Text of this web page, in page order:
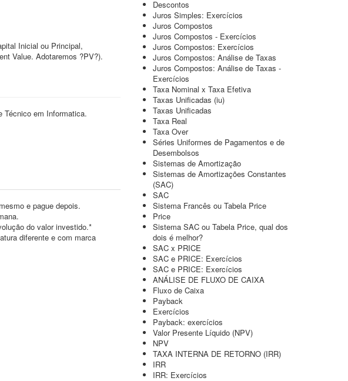
Inicial ou Principal,
Value. Adotaremos ?PV?).
Técnico em Informatica.
e pague depois.
do valor investido.*
diferente e com marca
Descontos
Juros Simples: Exercícios
Juros Compostos
Juros Compostos - Exercícios
Juros Compostos: Exercícios
Juros Compostos: Análise de Taxas
Juros Compostos: Análise de Taxas -
Exercícios
Taxa Nominal x Taxa Efetiva
Taxas Unificadas (iu)
Taxas Unificadas
Taxa Real
Taxa Over
Séries Uniformes de Pagamentos e de
Desembolsos
Sistemas de Amortização
Sistemas de Amortizações Constantes
(SAC)
SAC
Sistema Francês ou Tabela Price
Price
Sistema SAC ou Tabela Price, qual dos
dois é melhor?
SAC x PRICE
SAC e PRICE: Exercícios
SAC e PRICE: Exercícios
ANÁLISE DE FLUXO DE CAIXA
Fluxo de Caixa
Payback
Exercícios
Payback: exercícios
Valor Presente Líquido (NPV)
NPV
TAXA INTERNA DE RETORNO (IRR)
IRR
IRR: Exercícios